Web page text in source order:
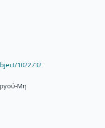
1022732
Μη